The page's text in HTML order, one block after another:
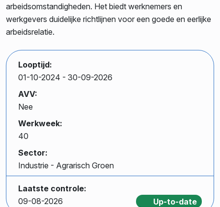
arbeidsomstandigheden. Het biedt werknemers en
werkgevers duidelijke richtlijnen voor een goede en eerlijke
arbeidsrelatie.
Looptijd:
01-10-2024 - 30-09-2026
AVV:
Nee
Werkweek:
40
Sector:
Industrie - Agrarisch Groen
Laatste controle:
09-08-2026
Up-to-date